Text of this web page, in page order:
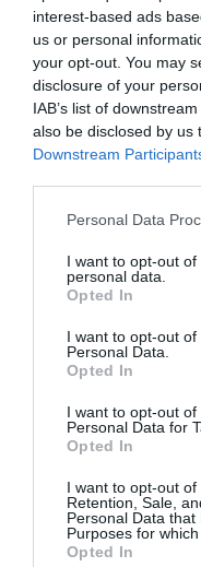
interest-based ads
us or personal
your opt-out. You may
disclosure of your
IAB’s list of
also be disclosed by us
Downstream
Personal Data
I want to opt-out
personal data.
Opted In
I want to opt-out
Personal Data.
Opted In
I want to opt-out
Personal Data for
Opted In
I want to opt-out of
Retention, Sale,
Personal Data
Purposes for
Opted In
κυριαρχεί η
κατανοήσουν και να
κατοικούν.
Η Τόνια Τσαμούρη
Δανάη Σπηλιώτη
γραφής του Άγγλου
λοιπόν όλες οι
υπογραμμίστηκαν τα
ατμόσφαιρα απειλής
στην κορύφωσή της.
απολαυστική, έντονα
Δείτε όλη την
Λεωφορείο ο Πόθος
Κείμενο: Τενεσί
Γαλέος) |